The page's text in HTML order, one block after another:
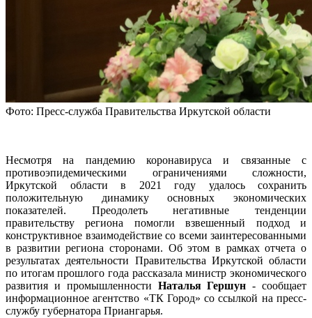
Фото: Пресс-служба Правительства Иркутской области
Несмотря на пандемию коронавируса и связанные с
противоэпидемическими ограничениями сложности,
Иркутской области в 2021 году удалось сохранить
положительную динамику основных экономических
показателей. Преодолеть негативные тенденции
правительству региона помогли взвешенный подход и
конструктивное взаимодействие со всеми заинтересованными
в развитии региона сторонами. Об этом в рамках отчета о
результатах деятельности Правительства Иркутской области
по итогам прошлого года рассказала министр экономического
развития и промышленности Наталья Гершун - сообщает
информационное агентство «ТК Город» со ссылкой на пресс-
службу губернатора Приангарья.